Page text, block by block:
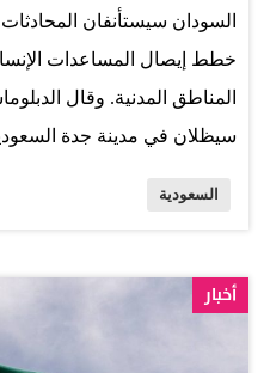
السودان سيستأنفان
خطط إيصال المساعدات
المناطق المدنية. وقال
سيظلان في مدينة جدة
السعودية
أخبار